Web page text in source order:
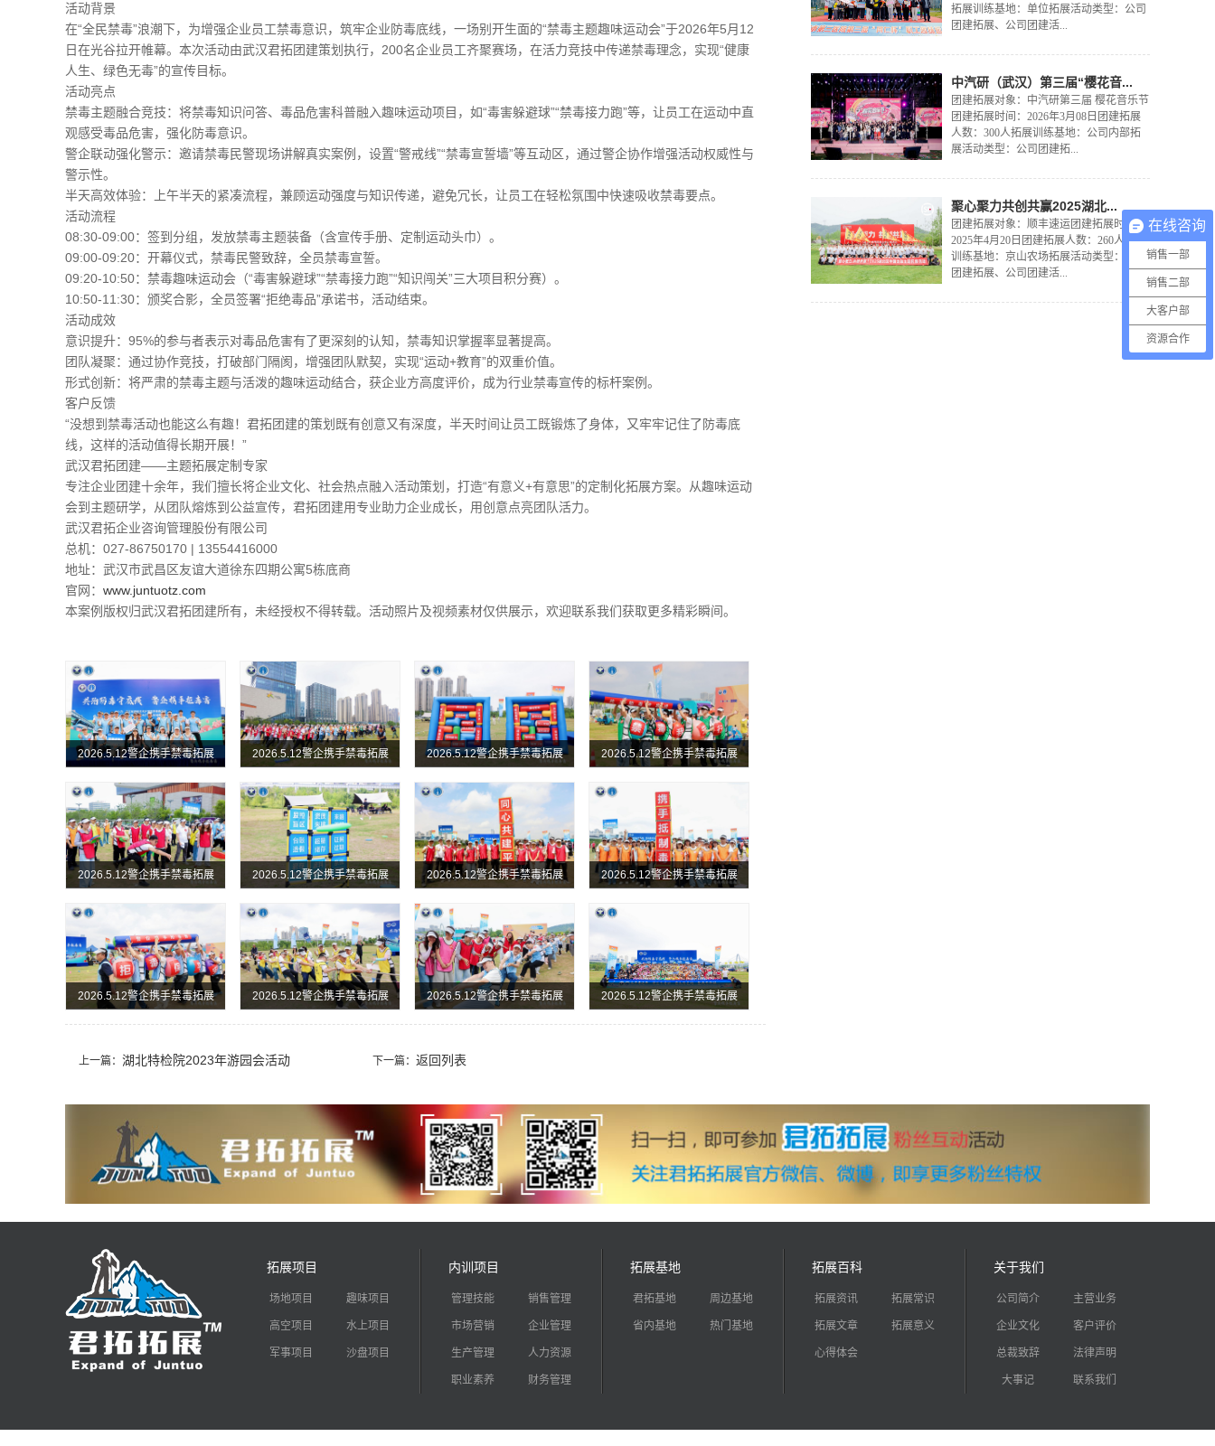
活动背景
在“全民禁毒”浪潮下，为增强企业员工禁毒意识，筑牢企业防毒底线，一场别开生面的“禁毒主题趣味运动会”于2026年5月12
日在光谷拉开帷幕。本次活动由武汉君拓团建策划执行，200名企业员工齐聚赛场，在活力竞技中传递禁毒理念，实现“健康
人生、绿色无毒”的宣传目标。
活动亮点
禁毒主题融合竞技：将禁毒知识问答、毒品危害科普融入趣味运动项目，如“毒害躲避球”“禁毒接力跑”等，让员工在运动中直
观感受毒品危害，强化防毒意识。
警企联动强化警示：邀请禁毒民警现场讲解真实案例，设置“警戒线”“禁毒宣誓墙”等互动区，通过警企协作增强活动权威性与
警示性。
半天高效体验：上午半天的紧凑流程，兼顾运动强度与知识传递，避免冗长，让员工在轻松氛围中快速吸收禁毒要点。
活动流程
08:30-09:00：签到分组，发放禁毒主题装备（含宣传手册、定制运动头巾）。
09:00-09:20：开幕仪式，禁毒民警致辞，全员禁毒宣誓。
09:20-10:50：禁毒趣味运动会（“毒害躲避球”“禁毒接力跑”“知识闯关”三大项目积分赛）。
10:50-11:30：颁奖合影，全员签署“拒绝毒品”承诺书，活动结束。
活动成效
意识提升：95%的参与者表示对毒品危害有了更深刻的认知，禁毒知识掌握率显著提高。
团队凝聚：通过协作竞技，打破部门隔阂，增强团队默契，实现“运动+教育”的双重价值。
形式创新：将严肃的禁毒主题与活泼的趣味运动结合，获企业方高度评价，成为行业禁毒宣传的标杆案例。
客户反馈
“没想到禁毒活动也能这么有趣！君拓团建的策划既有创意又有深度，半天时间让员工既锻炼了身体，又牢牢记住了防毒底
线，这样的活动值得长期开展！”
武汉君拓团建——主题拓展定制专家
专注企业团建十余年，我们擅长将企业文化、社会热点融入活动策划，打造“有意义+有意思”的定制化拓展方案。从趣味运动
会到主题研学，从团队熔炼到公益宣传，君拓团建用专业助力企业成长，用创意点亮团队活力。
武汉君拓企业咨询管理股份有限公司
总机：027-86750170 | 13554416000
地址：武汉市武昌区友谊大道徐东四期公寓5栋底商
官网： www.juntuotz.com
本案例版权归武汉君拓团建所有，未经授权不得转载。活动照片及视频素材仅供展示，欢迎联系我们获取更多精彩瞬间。
2026.5.12警企携手禁毒拓展
实践活动圆满举行
2026.5.12警企携手禁毒拓展
实践活动圆满举行
2026.5.12警企携手禁毒拓展
实践活动圆满举行
2026.5.12警企携手禁毒拓展
2026.5.12警企携手禁毒拓展
实践活动圆满举行
2026.5.12警企携手禁毒拓展
实践活动圆满举行
2026.5.12警企携手禁毒拓展 2026.5.12警企携手禁毒拓展
2026.5.12警企携手禁毒拓展
实践活动圆满举行
2026.5.12警企携手禁毒拓展
实践活动圆满举行
2026.5.12警企携手禁毒拓展
实践活动圆满举行
2026.5.12警企携手禁毒拓展
实践活动圆满举行
上一篇： 湖北特检院2023年游园会活动 下一篇： 返回列表
拓展训练基地：单位拓展活动类型：公司
团建拓展、公司团建活...
中汽研（武汉）第三届“樱花音...
团建拓展对象：中汽研第三届 樱花音乐节
团建拓展时间：2026年3月08日团建拓展
人数：300人拓展训练基地：公司内部拓
展活动类型：公司团建拓...
聚心聚力共创共赢2025湖北...
团建拓展对象：顺丰速运团建拓展时间：
2025年4月20日团建拓展人数：260人拓展
训练基地：京山农场拓展活动类型：公司
团建拓展、公司团建活...
拓展项目
场地项目 趣味项目
高空项目 水上项目
军事项目 沙盘项目
内训项目
管理技能 销售管理
市场营销 企业管理
生产管理 人力资源
职业素养 财务管理
拓展基地
君拓基地 周边基地
省内基地 热门基地
拓展百科
拓展资讯 拓展常识
拓展文章 拓展意义
心得体会
关于我们
公司简介 主营业务
企业文化 客户评价
总裁致辞 法律声明
大事记 联系我们
在线咨询
销售一部
销售二部
大客户部
资源合作